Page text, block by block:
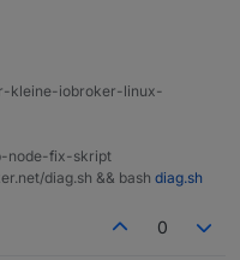
kleine-iobroker-linux-
node-fix-skript
diag.sh && bash diag.sh
0